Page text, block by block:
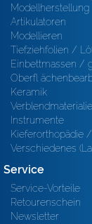
Modellherstellung
Artikulatoren
Modellieren
Tiefziehfolien /
Einbettmassen /
Oberfl
Keramik
Instrumente
Kieferorthopädie
Verschiedenes
Service
Service-Vorteile
Retourenschein
Newsletter